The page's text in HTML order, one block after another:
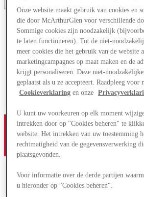
Onze website maakt gebruik van cookies en
die door McArthurGlen voor verschillende
Sommige cookies zijn noodzakelijk
te laten functioneren). Tot de niet-
meer cookies die het gebruik van de website
marketingcampagnes op maat maken en de
krijgt personaliseren. Deze niet-
geplaatst als u ze accepteert. Raadpleeg
Cookieverklaring en onze
U kunt uw voorkeuren op elk moment
intrekken door op "Cookies beheren" te
website. Het intrekken van uw toestemming
rechtmatigheid van de gegevensverwerking
plaatsgevonden.
Voor informatie over de derde partijen
u hieronder op "Cookies beheren".